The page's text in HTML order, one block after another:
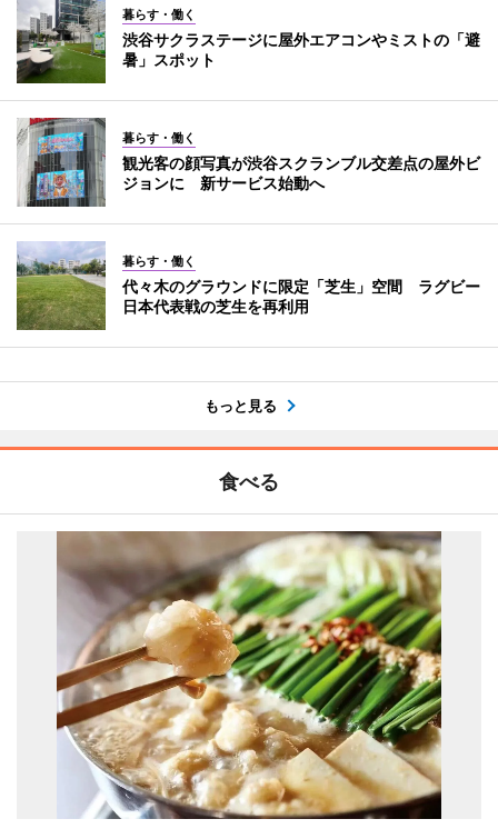
暮らす・働く
渋谷サクラステージに屋外エアコンやミストの「避
暑」スポット
暮らす・働く
観光客の顔写真が渋谷スクランブル交差点の屋外ビ
ジョンに 新サービス始動へ
暮らす・働く
代々木のグラウンドに限定「芝生」空間 ラグビー
日本代表戦の芝生を再利用
もっと見る
食べる